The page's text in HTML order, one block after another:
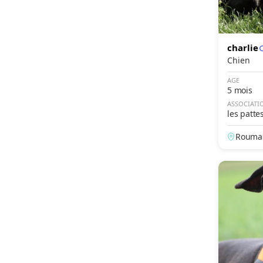
charlie
Chien
AGE
5 mois
les